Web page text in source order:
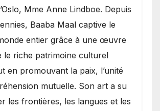
Mme Anne Lindboe. Depuis
Baaba Maal captive le
entier grâce à une œuvre
le riche patrimoine culturel
en promouvant la paix, l’unité
mutuelle. Son art a su
les frontières, les langues et les